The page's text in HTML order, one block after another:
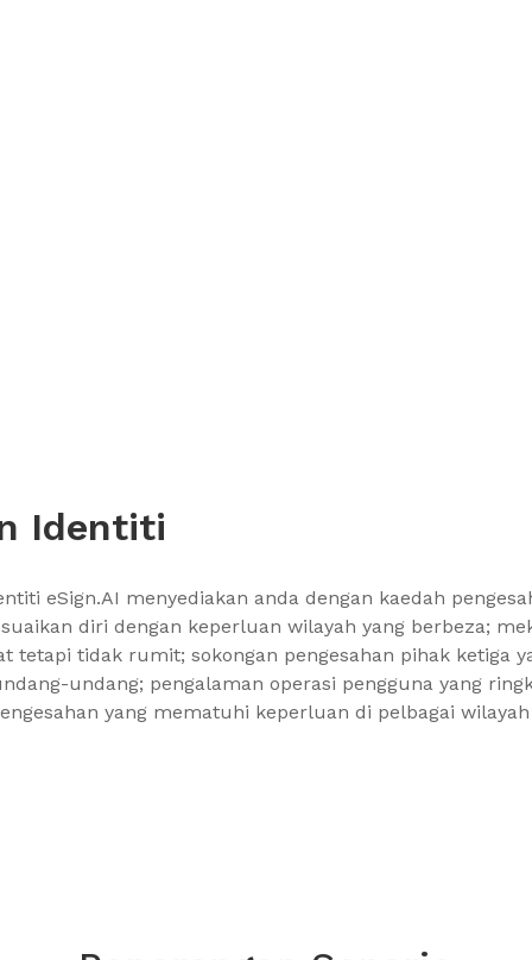
Identiti
eSign.AI menyediakan anda dengan kaedah
diri dengan keperluan wilayah yang berbeza;
tetapi tidak rumit; sokongan pengesahan pihak ketiga
undang; pengalaman operasi pengguna yang
yang mematuhi keperluan di pelbagai wilayah